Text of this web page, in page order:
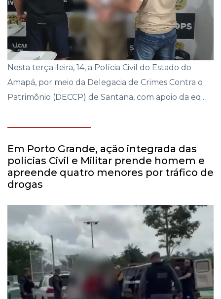
Nesta terça-feira, 14, a Polícia Civil do Estado do
Amapá, por meio da Delegacia de Crimes Contra o
Patrimônio (DECCP) de Santana, com apoio da eq...
Em Porto Grande, ação integrada das
polícias Civil e Militar prende homem e
apreende quatro menores por tráfico de
drogas